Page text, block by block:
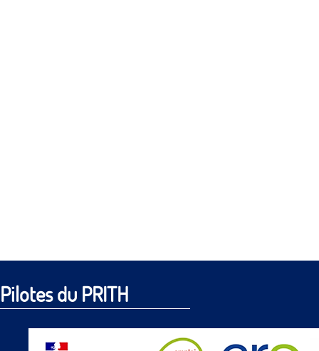
Pilotes du PRITH